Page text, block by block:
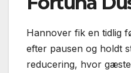
Hannover fik en tidlig
efter pausen og holdt
reducering, hvor